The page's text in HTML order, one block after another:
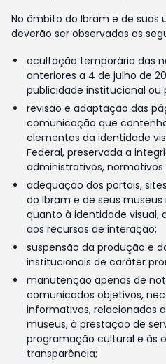
No âmbito do Ibram e de suas
deverão ser observadas as
ocultação temporária das
anteriores a 4 de julho de
publicidade institucional ou
revisão e adaptação das
comunicação que
elementos da identidade
Federal, preservada a
administrativos, normativos
adequação dos portais,
do Ibram e de seus museus
quanto à identidade visual,
aos recursos de interação;
suspensão da produção e
institucionais de caráter
manutenção apenas de
comunicados objetivos,
informativos, relacionados
museus, à prestação de
programação cultural e às
transparência;